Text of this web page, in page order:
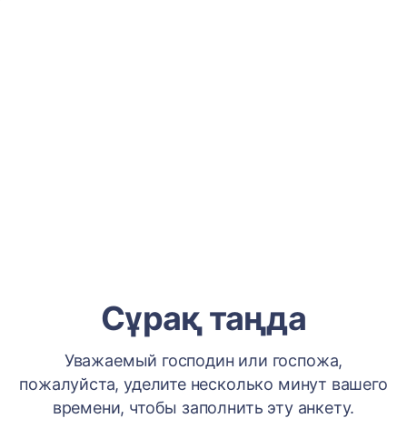
Сұрақ таңда
Уважаемый господин или госпожа,
пожалуйста, уделите несколько минут вашего
времени, чтобы заполнить эту анкету.